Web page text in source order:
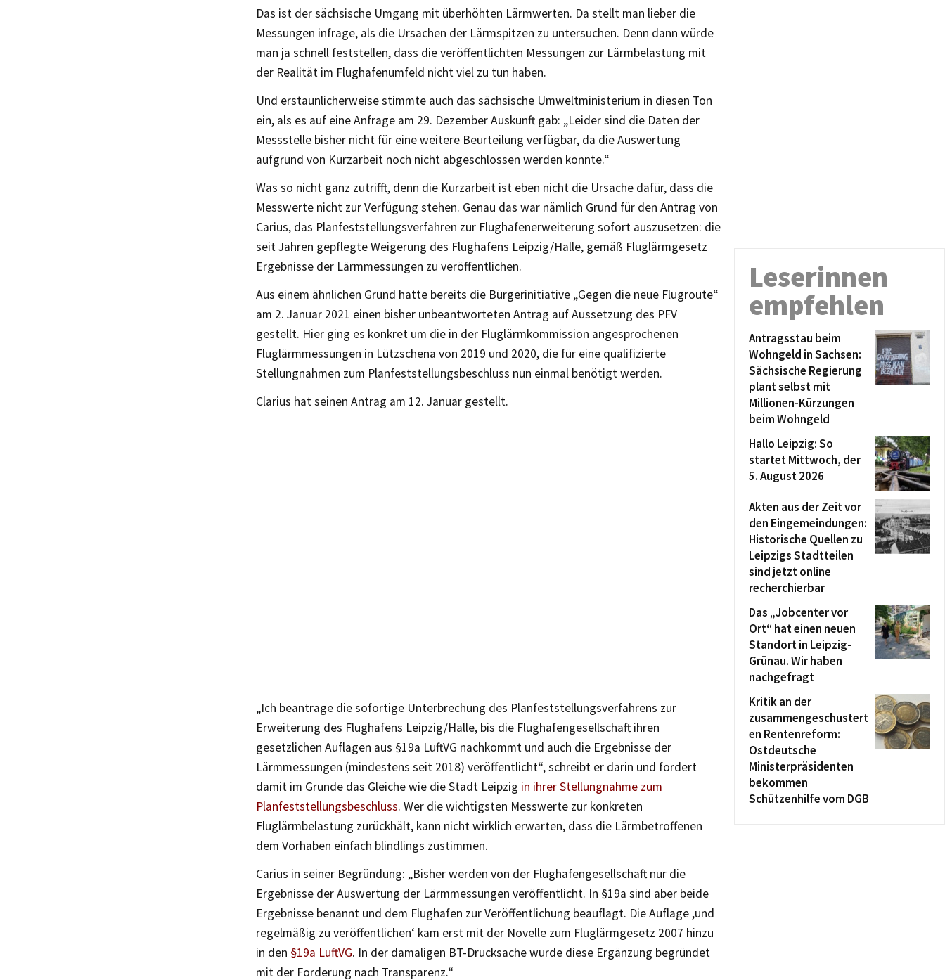
Das ist der sächsische Umgang mit überhöhten Lärmwerten. Da stellt man lieber die
Messungen infrage, als die Ursachen der Lärmspitzen zu untersuchen. Denn dann würde
man ja schnell feststellen, dass die veröffentlichten Messungen zur Lärmbelastung mit
der Realität im Flughafenumfeld nicht viel zu tun haben.
Und erstaunlicherweise stimmte auch das sächsische Umweltministerium in diesen Ton
ein, als es auf eine Anfrage am 29. Dezember Auskunft gab: „Leider sind die Daten der
Messstelle bisher nicht für eine weitere Beurteilung verfügbar, da die Auswertung
aufgrund von Kurzarbeit noch nicht abgeschlossen werden konnte.“
Was so nicht ganz zutrifft, denn die Kurzarbeit ist eben nicht die Ursache dafür, dass die
Messwerte nicht zur Verfügung stehen. Genau das war nämlich Grund für den Antrag von
Carius, das Planfeststellungsverfahren zur Flughafenerweiterung sofort auszusetzen: die
seit Jahren gepflegte Weigerung des Flughafens Leipzig/Halle, gemäß Fluglärmgesetz
Ergebnisse der Lärmmessungen zu veröffentlichen.
Aus einem ähnlichen Grund hatte bereits die Bürgerinitiative „Gegen die neue Flugroute“
am 2. Januar 2021 einen bisher unbeantworteten Antrag auf Aussetzung des PFV
gestellt. Hier ging es konkret um die in der Fluglärmkommission angesprochenen
Fluglärmmessungen in Lützschena von 2019 und 2020, die für eine qualifizierte
Stellungnahmen zum Planfeststellungsbeschluss nun einmal benötigt werden.
Clarius hat seinen Antrag am 12. Januar gestellt.
„Ich beantrage die sofortige Unterbrechung des Planfeststellungsverfahrens zur
Erweiterung des Flughafens Leipzig/Halle, bis die Flughafengesellschaft ihren
gesetzlichen Auflagen aus §19a LuftVG nachkommt und auch die Ergebnisse der
Lärmmessungen (mindestens seit 2018) veröffentlicht“, schreibt er darin und fordert
damit im Grunde das Gleiche wie die Stadt Leipzig in ihrer Stellungnahme zum
Planfeststellungsbeschluss. Wer die wichtigsten Messwerte zur konkreten
Fluglärmbelastung zurückhält, kann nicht wirklich erwarten, dass die Lärmbetroffenen
dem Vorhaben einfach blindlings zustimmen.
Carius in seiner Begründung: „Bisher werden von der Flughafengesellschaft nur die
Ergebnisse der Auswertung der Lärmmessungen veröffentlicht. In §19a sind aber beide
Ergebnisse benannt und dem Flughafen zur Veröffentlichung beauflagt. Die Auflage ,und
regelmäßig zu veröffentlichen‘ kam erst mit der Novelle zum Fluglärmgesetz 2007 hinzu
in den §19a LuftVG. In der damaligen BT-Drucksache wurde diese Ergänzung begründet
mit der Forderung nach Transparenz.“
Leserinnen
empfehlen
Antragsstau beim
Wohngeld in Sachsen:
Sächsische Regierung
plant selbst mit
Millionen-Kürzungen
beim Wohngeld
Hallo Leipzig: So
startet Mittwoch, der
5. August 2026
Akten aus der Zeit vor
den Eingemeindungen:
Historische Quellen zu
Leipzigs Stadtteilen
sind jetzt online
recherchierbar
Das „Jobcenter vor
Ort“ hat einen neuen
Standort in Leipzig-
Grünau. Wir haben
nachgefragt
Kritik an der
zusammengeschustert
en Rentenreform:
Ostdeutsche
Ministerpräsidenten
bekommen
Schützenhilfe vom DGB